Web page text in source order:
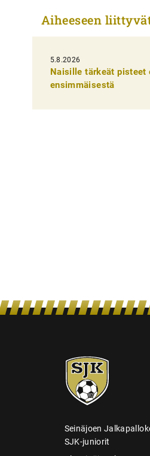
i
k
e
Aiheeseen
5.8.2026
Naisille tärkeät pisteet
ensimmäisestä
SJK-
juniorit
Seinäjoen
SJK-juniorit